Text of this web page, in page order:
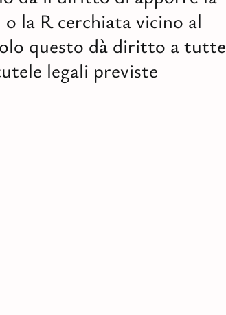
la R cerchiata vicino al
questo dà diritto a tutte
legali previste